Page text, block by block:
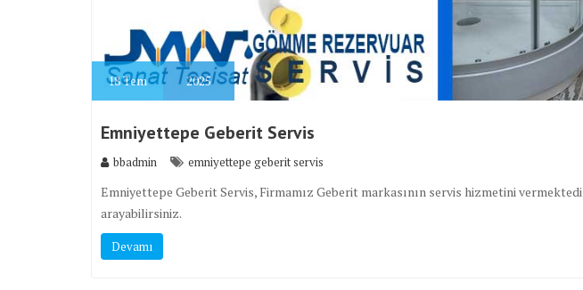
18Tem 2025
Emniyettepe Geberit Servis
bbadmin emniyettepe geberit servis
Emniyettepe Geberit Servis, Firmamız Geberit markasının servis hizmetini
arayabilirsiniz.
Devamı